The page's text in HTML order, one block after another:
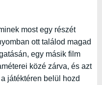
most egy részét
ott találod magad
egy másik film
közé zárva, és azt
játéktéren belül hozd